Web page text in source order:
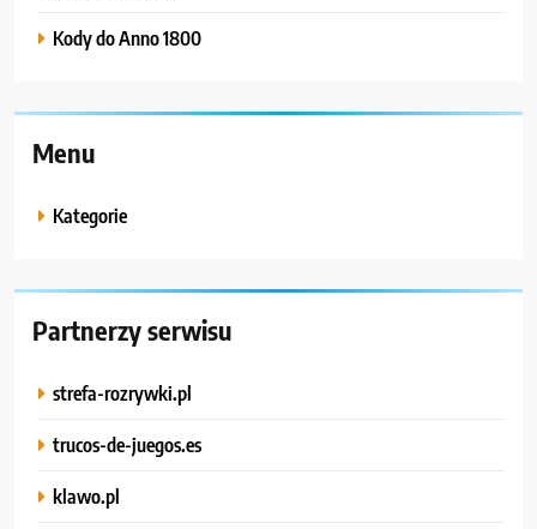
Kody do Anno 1800
Menu
Kategorie
Partnerzy serwisu
strefa-rozrywki.pl
trucos-de-juegos.es
klawo.pl